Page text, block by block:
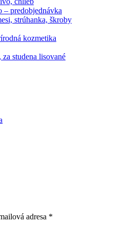
– predobjednávka
strúhanka, škroby
kozmetika
studena lisované
adresa *